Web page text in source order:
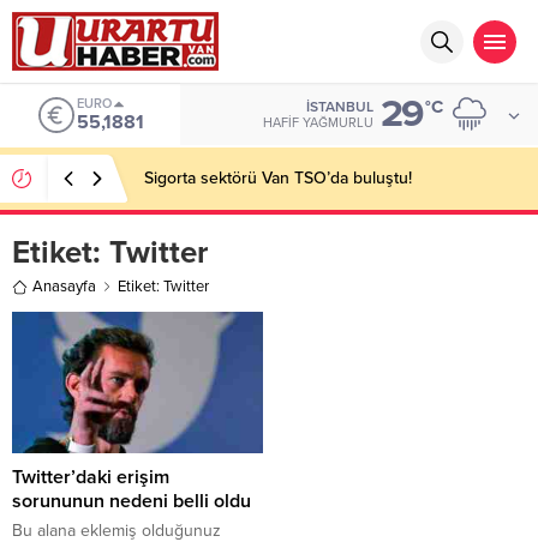
EURO
55,1881
İSTANBUL
HAFIF YAĞMURLU 29°C
Sigorta sektörü Van TSO’da buluştu!
Etiket: Twitter
Anasayfa Etiket: Twitter
Twitter’daki erişim
sorununun nedeni belli oldu
Bu alana eklemiş olduğunuz